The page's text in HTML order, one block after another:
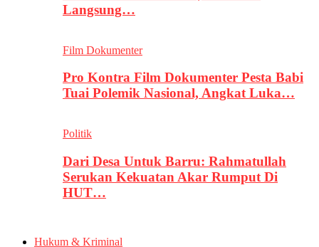
Langsung…
Film Dokumenter
Pro Kontra Film Dokumenter Pesta Babi
Tuai Polemik Nasional, Angkat Luka…
Politik
Dari Desa Untuk Barru: Rahmatullah
Serukan Kekuatan Akar Rumput Di
HUT…
Hukum & Kriminal